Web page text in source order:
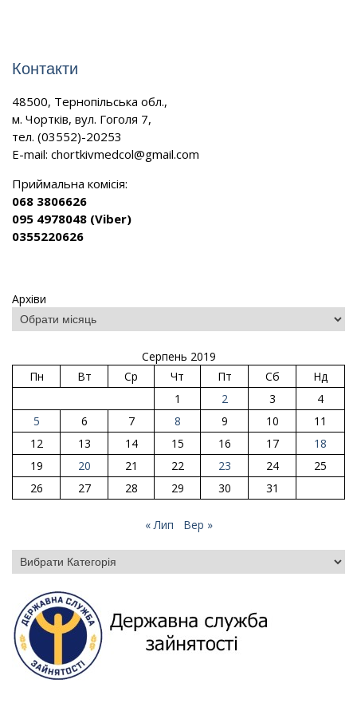
Контакти
48500, Тернопільська обл.,
м. Чортків, вул. Гоголя 7,
тел. (03552)-20253
E-mail: chortkivmedcol@gmail.com
Приймальна комісія:
068 3806626
095 4978048 (Viber)
0355220626
Архіви
Серпень 2019
Пн
Вт Ср Чт Пт Сб
Нд
1
2 3
4
5
6 7 8 9 10
11
12
13 14 15 16 17
18
19
20 21 22 23 24
25
26
27 28 29 30 31
« Лип Вер »
Категорії